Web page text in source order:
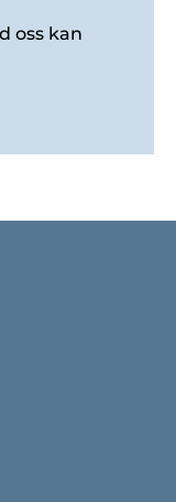
oss kan